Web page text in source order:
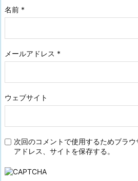
名前 *
メールアドレス *
ウェブサイト
次回のコメントで使用するためブラ
アドレス、サイトを保存する。